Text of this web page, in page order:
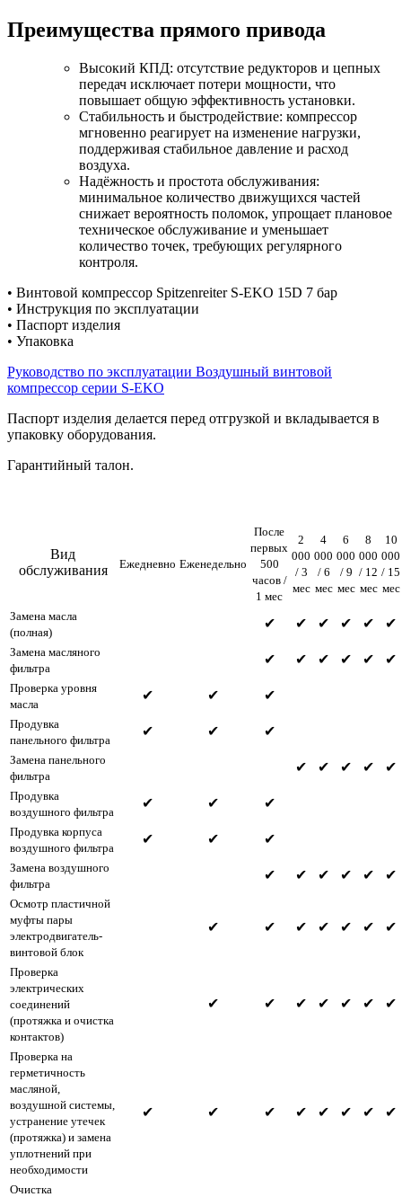
Преимущества прямого привода
Высокий КПД: отсутствие редукторов и цепных
передач исключает потери мощности, что
повышает общую эффективность установки.
Стабильность и быстродействие: компрессор
мгновенно реагирует на изменение нагрузки,
поддерживая стабильное давление и расход
воздуха.
Надёжность и простота обслуживания:
минимальное количество движущихся частей
снижает вероятность поломок, упрощает плановое
техническое обслуживание и уменьшает
количество точек, требующих регулярного
контроля.
• Винтовой компрессор Spitzenreiter S-EKO 15D 7 бар
• Инструкция по эксплуатации
• Паспорт изделия
• Упаковка
Руководство по эксплуатации Воздушный винтовой
компрессор серии S-EKO
Паспорт изделия делается перед отгрузкой и вкладывается в
упаковку оборудования.
Гарантийный талон.
Вид
обслуживания
Ежедневно Еженедельно
После
первых
500
часов /
1 мес
2
000
/ 3
мес
4
000
/ 6
мес
6
000
/ 9
мес
8
000
/ 12
мес
10
000
/ 15
мес
Замена масла
(полная)
✔ ✔ ✔ ✔ ✔ ✔
Замена масляного
фильтра
✔ ✔ ✔ ✔ ✔ ✔
Проверка уровня
масла
✔ ✔ ✔
Продувка
панельного фильтра
✔ ✔ ✔
Замена панельного
фильтра
✔ ✔ ✔ ✔ ✔
Продувка
воздушного фильтра
✔ ✔ ✔
Продувка корпуса
воздушного фильтра
✔ ✔ ✔
Замена воздушного
фильтра
✔ ✔ ✔ ✔ ✔ ✔
Осмотр пластичной
муфты пары
электродвигатель-
винтовой блок
✔ ✔ ✔ ✔ ✔ ✔ ✔
Проверка
электрических
соединений
(протяжка и очистка
контактов)
✔ ✔ ✔ ✔ ✔ ✔ ✔
Проверка на
герметичность
масляной,
воздушной системы,
устранение утечек
(протяжка) и замена
уплотнений при
необходимости
✔ ✔ ✔ ✔ ✔ ✔ ✔ ✔
Очистка